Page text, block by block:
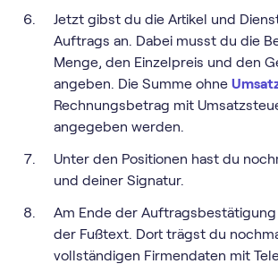
Jetzt gibst du die Artikel und
Auftrags an. Dabei musst du die
Menge, den Einzelpreis und den
angeben. Die Summe ohne
Rechnungsbetrag mit
angegeben werden.
Unter den Positionen hast du
und deiner Signatur.
Am Ende der
der Fußtext. Dort trägst du
vollständigen Firmendaten mit